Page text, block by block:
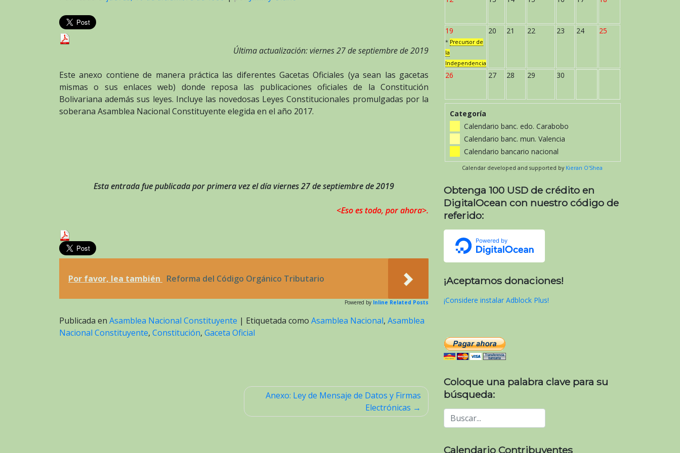
Última actualización: viernes 27 de septiembre de 2019
Este anexo contiene de manera práctica las diferentes Gacetas Oficiales (ya sean las gacetas
mismas o sus enlaces web) donde reposa las publicaciones oficiales de la Constitución
Bolivariana además sus leyes. Incluye las novedosas Leyes Constitucionales promulgadas por la
soberana Asamblea Nacional Constituyente elegida en el año 2017.
Esta entrada fue publicada por primera vez el día viernes 27 de septiembre de 2019
<Eso es todo, por ahora>.
Por favor, lea también Reforma del Código Orgánico Tributario
Powered by Inline Related Posts
Publicada en Asamblea Nacional Constituyente | Etiquetada como Asamblea Nacional, Asamblea
Nacional Constituyente, Constitución, Gaceta Oficial
Anexo: Ley de Mensaje de Datos y Firmas
Electrónicas
19
* Precursor de
la
Independencia
20 21 22 23 24 25
26 27 28 29 30
Categoría
Calendario banc. edo. Carabobo
Calendario banc. mun. Valencia
Calendario bancario nacional
Calendar developed and supported by Kieran O'Shea
Obtenga 100 USD de crédito en
DigitalOcean con nuestro código de
referido:
¡Aceptamos donaciones!
¡Considere instalar Adblock Plus!
Coloque una palabra clave para su
búsqueda:
Calendario Contribuyentes